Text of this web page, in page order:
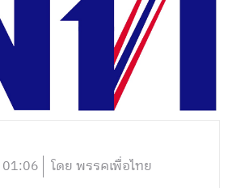
โดย พรรคเพื่อไทย